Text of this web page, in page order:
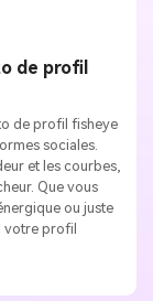
de profil
de profil fisheye
sociales.
et les courbes,
Que vous
ou juste
votre profil